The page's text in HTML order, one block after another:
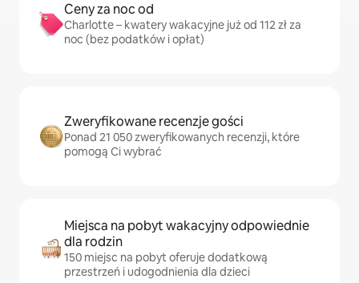
Ceny za noc od
Charlotte – kwatery wakacyjne już od 112 zł za
noc (bez podatków i opłat)
Zweryfikowane recenzje gości
Ponad 21 050 zweryfikowanych recenzji, które
pomogą Ci wybrać
Miejsca na pobyt wakacyjny odpowiednie
dla rodzin
150 miejsc na pobyt oferuje dodatkową
przestrzeń i udogodnienia dla dzieci